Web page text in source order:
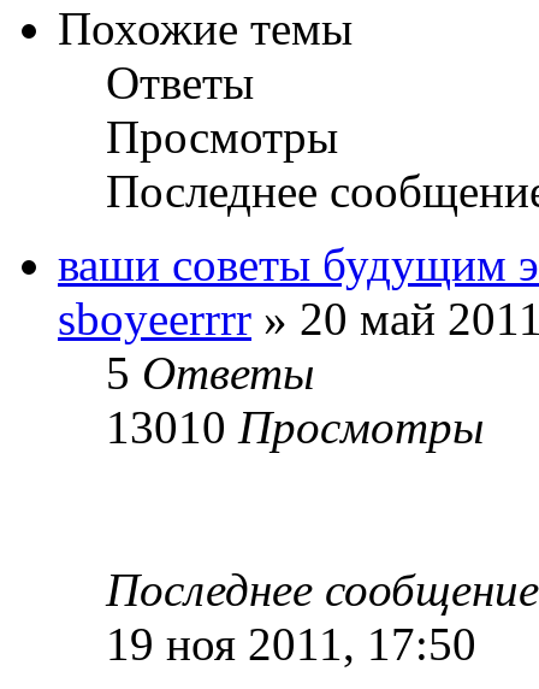
Похожие темы
Ответы
Просмотры
Последнее
ваши советы будущим
sboyeerrrr » 20 май
5 Ответы
13010 Просмотры
Последнее
19 ноя 2011, 17:50